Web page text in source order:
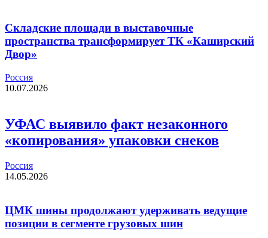
Складские площади в выставочные
пространства трансформирует ТК «Каширский
Двор»
Россия
10.07.2026
УФАС выявило факт незаконного
«копирования» упаковки снеков
Россия
14.05.2026
ЦМК шины продолжают удерживать ведущие
позиции в сегменте грузовых шин